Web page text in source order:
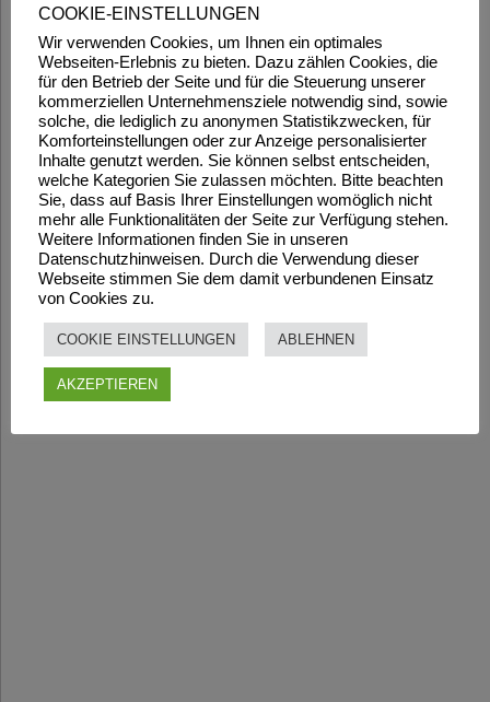
COOKIE-EINSTELLUNGEN
Wir verwenden Cookies, um Ihnen ein optimales
Webseiten-Erlebnis zu bieten. Dazu zählen Cookies, die
für den Betrieb der Seite und für die Steuerung unserer
kommerziellen Unternehmensziele notwendig sind, sowie
solche, die lediglich zu anonymen Statistikzwecken, für
Komforteinstellungen oder zur Anzeige personalisierter
Inhalte genutzt werden. Sie können selbst entscheiden,
welche Kategorien Sie zulassen möchten. Bitte beachten
Sie, dass auf Basis Ihrer Einstellungen womöglich nicht
mehr alle Funktionalitäten der Seite zur Verfügung stehen.
Weitere Informationen finden Sie in unseren
Datenschutzhinweisen. Durch die Verwendung dieser
Webseite stimmen Sie dem damit verbundenen Einsatz
von Cookies zu.
COOKIE EINSTELLUNGEN ABLEHNEN
AKZEPTIEREN